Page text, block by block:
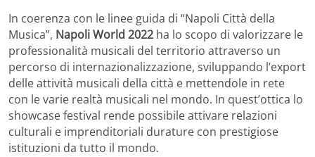
In coerenza con le linee guida di “Napoli Città della
Musica”, Napoli World 2022 ha lo scopo di valorizzare le
professionalità musicali del territorio attraverso un
percorso di internazionalizzazione, sviluppando l’export
delle attività musicali della città e mettendole in rete
con le varie realtà musicali nel mondo. In quest’ottica lo
showcase festival rende possibile attivare relazioni
culturali e imprenditoriali durature con prestigiose
istituzioni da tutto il mondo.